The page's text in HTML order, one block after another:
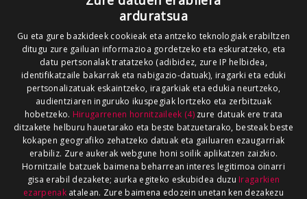
arduratsua
Gu eta gure bazkideek cookieak eta antzeko teknologiak erabiltzen
ditugu zure gailuan informazioa gordetzeko eta eskuratzeko, eta
datu pertsonalak tratatzeko (adibidez, zure IP helbidea,
identifikatzaile bakarrak eta nabigazio-datuak), iragarki eta eduki
pertsonalizatuak eskaintzeko, iragarkiak eta edukia neurtzeko,
audientziaren inguruko ikuspegiak lortzeko eta zerbitzuak
hobetzeko. Hirugarrenen hornitzaileek (4)zure datuak ere trata
ditzakete helburu hauetarako eta beste batzuetarako, besteak beste
kokapen geografiko zehatzeko datuak eta gailuaren ezaugarriak
erabiliz. Zure aukerak webgune honi soilik aplikatzen zaizkio.
Hornitzaile batzuek baimena beharrean interes legitimoa oinarri
gisa erabil dezakete; aurka egiteko eskubidea duzu Iragarkien
ezarpenakatalean. Zure baimena edozein unetan ken dezakezu